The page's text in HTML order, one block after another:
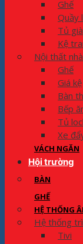
Ghế
Quầy
Tủ
Kệ
Nội thất
Ghế
Giá kệ
Bàn
Bếp
Tủ
Xe
VÁCH NGĂN
Hội trường
BÀN
GHẾ
HỆ THỐNG
Hệ thống
Tivi